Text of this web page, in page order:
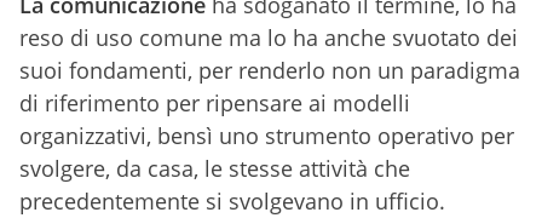
reso di uso comune ma lo ha anche svuotato dei
suoi fondamenti, per renderlo non un paradigma
di riferimento per ripensare ai modelli
organizzativi, bensì uno strumento operativo per
svolgere, da casa, le stesse attività che
precedentemente si svolgevano in ufficio.